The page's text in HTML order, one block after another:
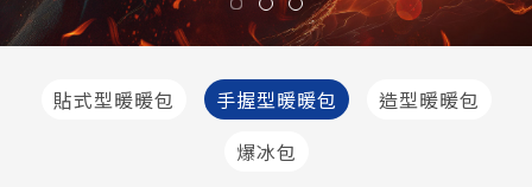
最新消息
產品專區
貼式型暖暖包 手握型暖暖包
造型暖暖包
爆冰包